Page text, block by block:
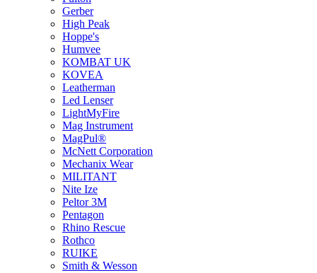
Gerber
High Peak
Hoppe's
Humvee
KOMBAT UK
KOVEA
Leatherman
Led Lenser
LightMyFire
Mag Instrument
MagPul®
McNett Corporation
Mechanix Wear
MILITANT
Nite Ize
Peltor 3M
Pentagon
Rhino Rescue
Rothco
RUIKE
Smith & Wesson